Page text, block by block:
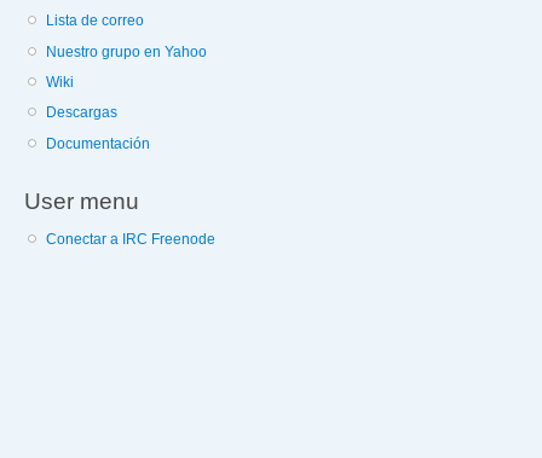
Lista de correo
Nuestro grupo en Yahoo
Wiki
Descargas
Documentación
User menu
Conectar a IRC Freenode